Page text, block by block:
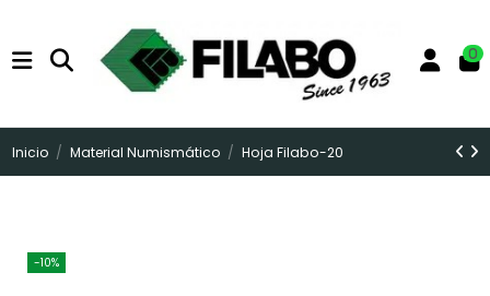
0
Inicio Material Numismático Hoja Filabo-20
-10%